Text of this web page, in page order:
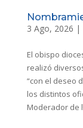
3 Ago, 2026 |
El obispo
realizó
“con el deseo
los distintos
Moderador de